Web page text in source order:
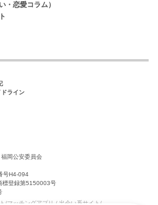
・恋愛コラム）
ライン
岡公安委員会
号H4-094
標登録第5150003号
/マッチングアプリ / 出会い系サイト/